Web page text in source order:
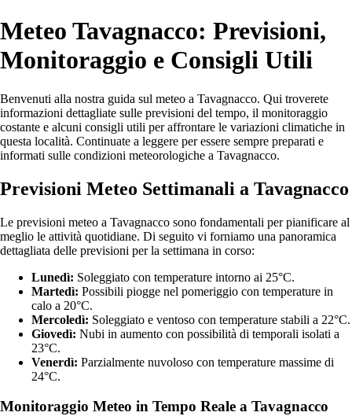
Meteo Tavagnacco: Previsioni,
Monitoraggio e Consigli Utili
Benvenuti alla nostra guida sul meteo a Tavagnacco. Qui troverete
informazioni dettagliate sulle previsioni del tempo, il monitoraggio
costante e alcuni consigli utili per affrontare le variazioni climatiche in
questa località. Continuate a leggere per essere sempre preparati e
informati sulle condizioni meteorologiche a Tavagnacco.
Previsioni Meteo Settimanali a Tavagnacco
Le previsioni meteo a Tavagnacco sono fondamentali per pianificare al
meglio le attività quotidiane. Di seguito vi forniamo una panoramica
dettagliata delle previsioni per la settimana in corso:
Lunedì: Soleggiato con temperature intorno ai 25°C.
Martedì: Possibili piogge nel pomeriggio con temperature in
calo a 20°C.
Mercoledì: Soleggiato e ventoso con temperature stabili a 22°C.
Giovedì: Nubi in aumento con possibilità di temporali isolati a
23°C.
Venerdì: Parzialmente nuvoloso con temperature massime di
24°C.
Monitoraggio Meteo in Tempo Reale a Tavagnacco